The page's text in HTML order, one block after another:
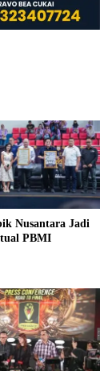
Nusantara Jadi
PBMI